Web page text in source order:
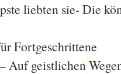
liebten sie- Die
Fortgeschrittene
Auf geistlichen